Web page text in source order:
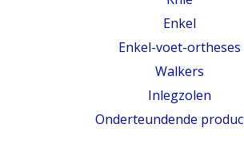
Enkel
Enkel-voet-ortheses
Walkers
Inlegzolen
Onderteundende